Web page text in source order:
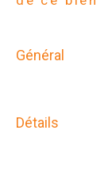
Général
Détails